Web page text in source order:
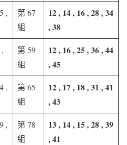
,
第 67
組
12 , 14 , 16 , 28 , 34
, 38
第 59
組
12 , 16 , 25 , 36 , 44
, 45
,
第 65
組
12 , 17 , 18 , 31 , 41
, 43
,
第 78
組
13 , 14 , 15 , 28 , 39
, 41